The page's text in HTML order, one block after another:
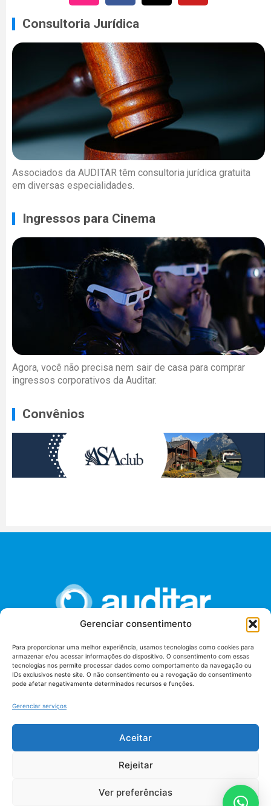
Gerenciar consentimento
Para proporcionar uma melhor experiência, usamos tecnologias como cookies para
armazenar e/ou acessar informações do dispositivo. O consentimento com essas
tecnologias nos permite processar dados como comportamento da navegação ou
IDs exclusivos neste site. O não consentimento ou a revogação do consentimento
pode afetar negativamente determinados recursos e funções.
Gerenciar serviços
Aceitar
Rejeitar
Ver preferências
Consultoria Jurídica
Associados da AUDITAR têm consultoria jurídica gratuita
em diversas especialidades.
Ingressos para Cinema
Agora, você não precisa nem sair de casa para comprar
ingressos corporativos da Auditar.
Convênios
União dos Auditores Federais de Controle Externo -
AUDITAR
Setor de Administração Federal Sul (SAF/Sul), Qd. 04, Lt. 01
Tribunal de Contas da União (TCU), Subsolo, Sala S04
Telefone: (61)3527-7292
Termos de uso